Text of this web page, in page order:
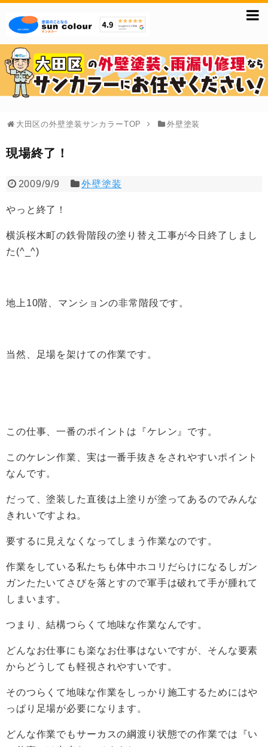
大田区の外壁塗装サンカラーTOP 外壁塗装
現場終了！
2009/9/9 外壁塗装
やっと終了！
横浜桜木町の鉄骨階段の塗り替え工事が今日終了しまし
た(^_^)
地上10階、マンションの非常階段です。
当然、足場を架けての作業です。
この仕事、一番のポイントは『ケレン』です。
このケレン作業、実は一番手抜きをされやすいポイント
なんです。
だって、塗装した直後は上塗りが塗ってあるのでみんな
きれいですよね。
要するに見えなくなってしまう作業なのです。
作業をしている私たちも体中ホコリだらけになるしガン
ガンたたいてさびを落とすので軍手は破れて手が腫れて
しまいます。
つまり、結構つらくて地味な作業なんです。
どんなお仕事にも楽なお仕事はないですが、そんな要素
からどうしても軽視されやすいです。
そのつらくて地味な作業をしっかり施工するためにはや
っぱり足場が必要になります。
どんな作業でもサーカスの綱渡り状態での作業では『い